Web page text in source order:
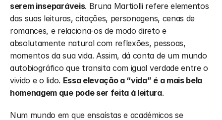
serem inseparáveis. Bruna Martiolli refere elementos
das suas leituras, citações, personagens, cenas de
romances, e relaciona-os de modo direto e
absolutamente natural com reflexões, pessoas,
momentos da sua vida. Assim, dá conta de um mundo
autobiográfico que transita com igual verdade entre o
vivido e o lido. Essa elevação a “vida” é a mais bela
homenagem que pode ser feita à leitura.
Num mundo em que ensaístas e académicos se